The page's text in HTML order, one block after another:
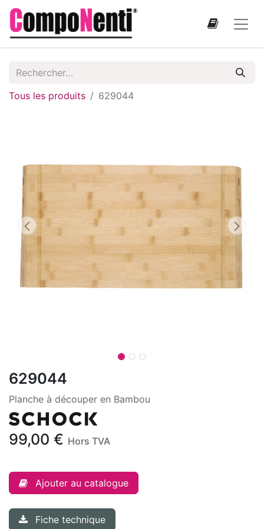
Tous les produits 629044
629044
Planche à découper en Bambou
99,00 € Hors TVA
Ajouter au catalogue
Fiche technique